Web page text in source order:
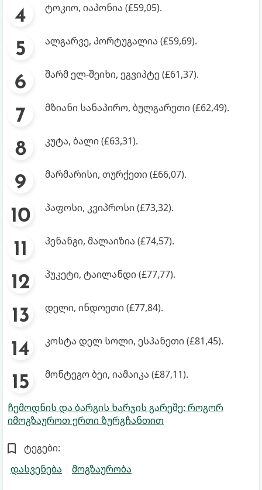
ტოკიო, იაპონია (£59,05).
ალგარვე, პორტუგალია (£59,69).
შარმ ელ-შეიხი, ეგვიპტე (£61,37).
მზიანი სანაპირო, ბულგარეთი (£62,49).
კუტა, ბალი (£63,31).
მარმარისი, თურქეთი (£66,07).
პაფოსი, კვიპროსი (£73,32).
პენანგი, მალაიზია (£74,57).
პუკეტი, ტაილანდი (£77,77).
დელი, ინდოეთი (£77,84).
კოსტა დელ სოლი, ესპანეთი (£81,45).
მონტეგო ბეი, იამაიკა (£87,11).
ჩემოდნის და ბარგის ხარჯის გარეშე: როგორ
იმოგზაუროთ ერთი ზურგჩანთით
ტეგები:
დასვენება
მოგზაურობა